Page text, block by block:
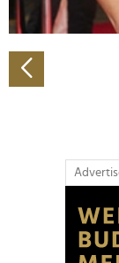
weiteren
haben oder die
gesammelt